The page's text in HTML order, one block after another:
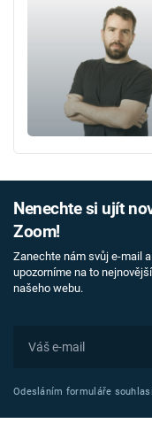
Nenechte si ujít
Zoom!
Zanechte nám svůj e-mail
upozorníme na to
našeho webu.
Odesláním formuláře